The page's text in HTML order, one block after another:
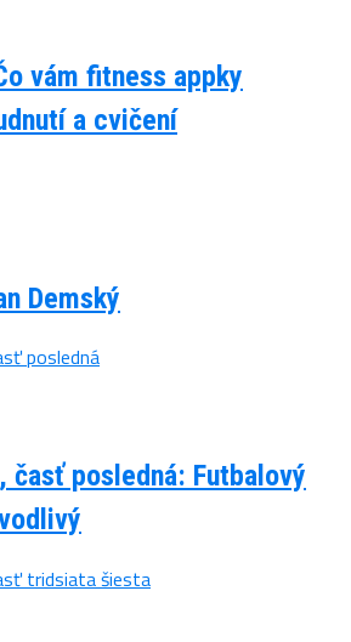
vám fitness appky
a cvičení
Demský
časť posledná: Futbalový